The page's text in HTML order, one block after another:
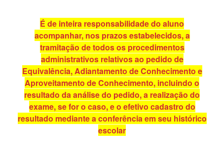
É de inteira responsabilidade do aluno
acompanhar, nos prazos estabelecidos, a
tramitação de todos os procedimentos
administrativos relativos ao pedido de
Equivalência, Adiantamento de Conhecimento e
Aproveitamento de Conhecimento, incluindo o
resultado da análise do pedido, a realização do
exame, se for o caso, e o efetivo cadastro do
resultado mediante a conferência em seu histórico
escolar